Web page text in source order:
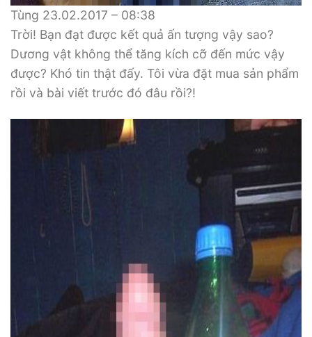
Tùng 23.02.2017 – 08:38
Trời! Bạn đạt được kết quả ấn tượng vậy sao?
Dương vật không thể tăng kích cỡ đến mức vậy
được? Khó tin thật đấy. Tôi vừa đặt mua sản phẩm
rồi và bài viết trước đó đâu rồi?!